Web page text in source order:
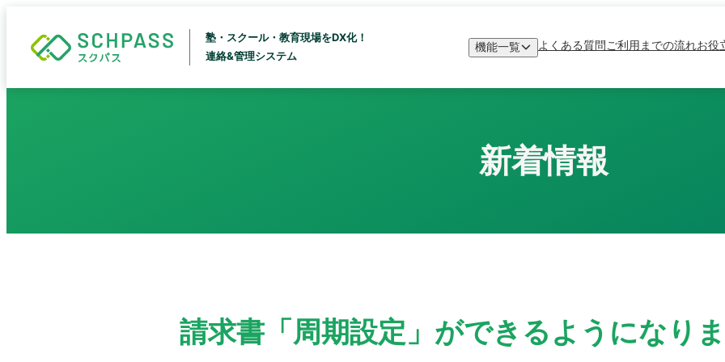
塾・スクール・教育現場をDX化！
連絡&管理システム
機能一覧 よくある質問ご利用までの流れお役
新着情報
請求書「周期設定」ができるようになり